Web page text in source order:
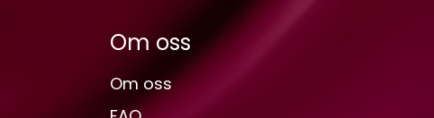
Om oss
Om oss